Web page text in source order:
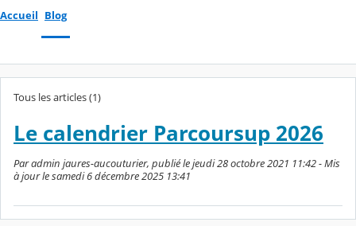
Accueil Blog
Tous les articles (1)
Le calendrier Parcoursup 2026
Par admin jaures-aucouturier, publié le jeudi 28 octobre 2021 11:42 - Mis
à jour le samedi 6 décembre 2025 13:41